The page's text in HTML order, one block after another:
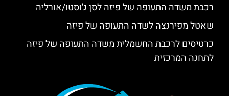
רכבת משדה התעופה של פיזה לסן ג'וסטו/אורליה
שאטל מפירנצה לשדה התעופה של פיזה
כרטיסים לרכבת החשמלית משדה התעופה של פיזה
לתחנה המרכזית